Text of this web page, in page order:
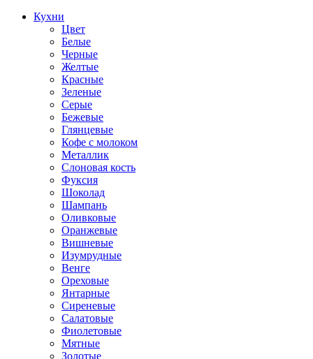
Кухни
Цвет
Белые
Черные
Желтые
Красные
Зеленые
Серые
Бежевые
Глянцевые
Кофе с молоком
Металлик
Слоновая кость
Фуксия
Шоколад
Шампань
Оливковые
Оранжевые
Вишневые
Изумрудные
Венге
Ореховые
Янтарные
Сиреневые
Салатовые
Фиолетовые
Мятные
Золотые